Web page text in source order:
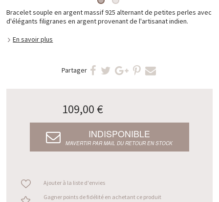
Bracelet souple en argent massif 925 alternant de petites perles avec
d'élégants filigranes en argent provenant de l'artisanat indien.
En savoir plus
Partager
109,00 €
INDISPONIBLE
M’AVERTIR PAR MAIL DU RETOUR EN STOCK
Ajouter à la liste d'envies
Gagner points de fidélité en achetant ce produit